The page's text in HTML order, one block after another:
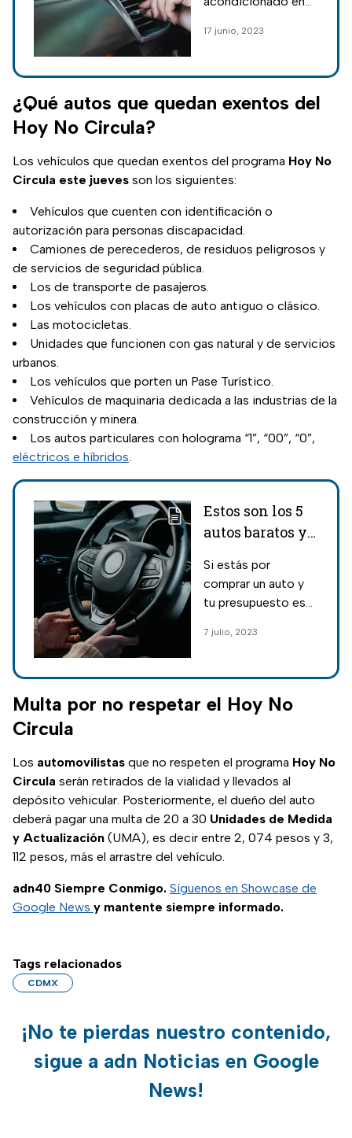
consiste en tomar
interior y enfriarlo
mediante un
17 junio, 2023
¿Qué autos que quedan exentos del
Hoy No Circula?
Los vehículos que quedan exentos del programa Hoy No
Circula este jueves son los siguientes:
Vehículos que cuenten con identificación o
autorización para personas discapacidad.
Camiones de perecederos, de residuos peligrosos y
de servicios de seguridad pública.
Los de transporte de pasajeros.
Los vehículos con placas de auto antiguo o clásico.
Las motocicletas.
Unidades que funcionen con gas natural y de servicios
urbanos.
Los vehículos que porten un Pase Turístico.
Vehículos de maquinaria dedicada a las industrias de la
construcción y minera.
Los autos particulares con holograma “1”, “00”, “0”,
eléctricos e híbridos.
Estos son los 5
autos baratos y
expertos
recomiendan
Si estás por
comprar un auto y
tu presupuesto es
interesa; te
los cinco autos
baratos y seguros
que debes
7 julio, 2023
Multa por no respetar el Hoy No
Circula
Los automovilistas que no respeten el programa Hoy No
Circula serán retirados de la vialidad y llevados al
depósito vehicular. Posteriormente, el dueño del auto
deberá pagar una multa de 20 a 30 Unidades de Medida
y Actualización (UMA), es decir entre 2, 074 pesos y 3,
112 pesos, más el arrastre del vehículo.
adn40 Siempre Conmigo. Síguenos en Showcase de
Google News y mantente siempre informado.
Tags relacionados
CDMX
¡No te pierdas nuestro contenido,
sigue a adn Noticias en Google
News!